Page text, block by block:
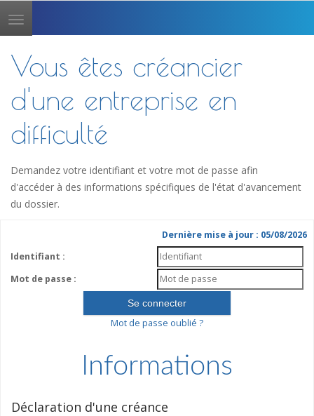
Toggle
navigation
Vous êtes créancier
d'une entreprise en
difficulté
Demandez votre identifiant et votre mot de passe afin
d'accéder à des informations spécifiques de l'état d'avancement
du dossier.
Dernière mise à jour : 05/08/2026
Identifiant :
Mot de passe :
Mot de passe oublié ?
Informations
Déclaration d'une créance